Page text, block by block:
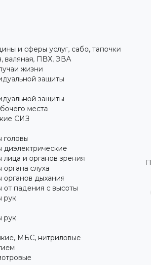
и сферы услуг, сабо, тапочки
валяная, ПВХ, ЭВА
жизни
защиты
защиты
места
СИЗ
головы
диэлектрические
лица и органов зрения
слуха
органов дыхания
от падения с высоты
рук
рук
МБС, нитриловые